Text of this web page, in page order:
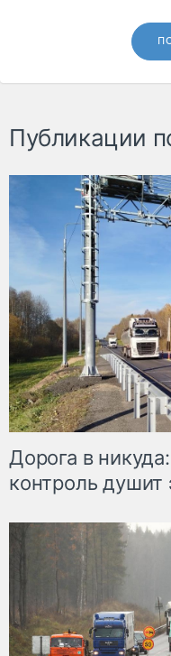
Публикации
Дорога в
контроль душит